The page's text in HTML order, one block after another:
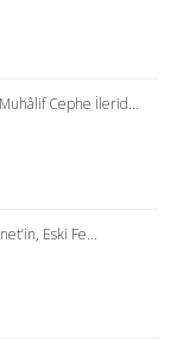
Cephe İlerid...
Eski Fe...